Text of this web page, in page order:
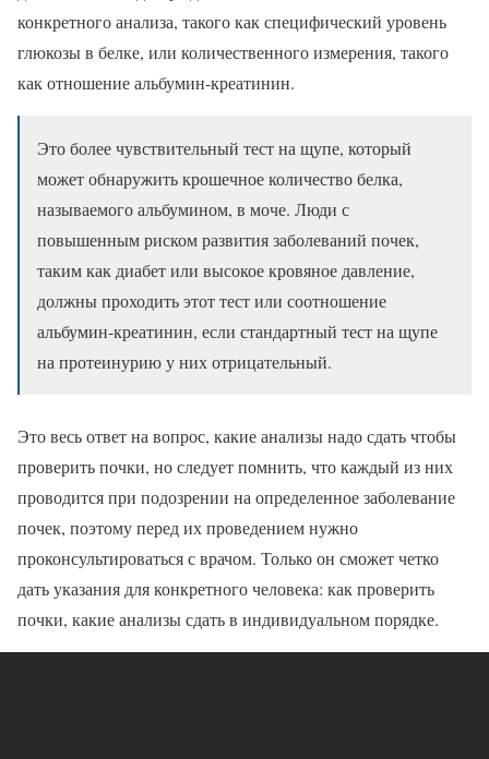
конкретного анализа, такого как специфический уровень
глюкозы в белке, или количественного измерения, такого
как отношение альбумин-креатинин.
Это более чувствительный тест на щупе, который
может обнаружить крошечное количество белка,
называемого альбумином, в моче. Люди с
повышенным риском развития заболеваний почек,
таким как диабет или высокое кровяное давление,
должны проходить этот тест или соотношение
альбумин-креатинин, если стандартный тест на щупе
на протеинурию у них отрицательный.
Это весь ответ на вопрос, какие анализы надо сдать чтобы
проверить почки, но следует помнить, что каждый из них
проводится при подозрении на определенное заболевание
почек, поэтому перед их проведением нужно
проконсультироваться с врачом. Только он сможет четко
дать указания для конкретного человека: как проверить
почки, какие анализы сдать в индивидуальном порядке.